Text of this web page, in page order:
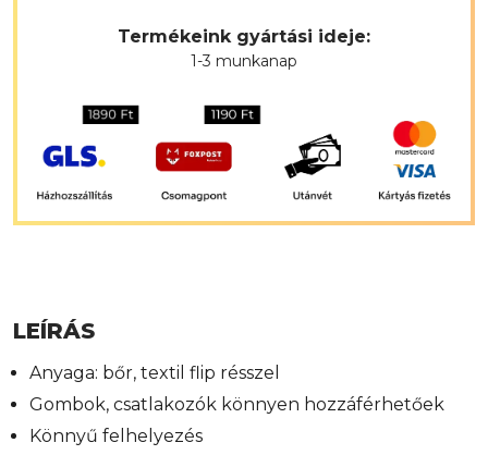
Termékeink gyártási ideje:
1-3 munkanap
LEÍRÁS
Anyaga: bőr, textil flip résszel
Gombok, csatlakozók könnyen hozzáférhetőek
Könnyű felhelyezés